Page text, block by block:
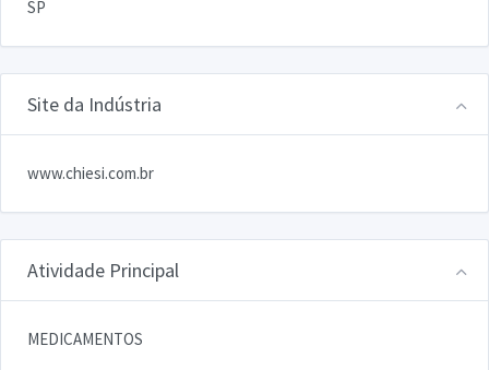
SP
Site da Indústria
www.chiesi.com.br
Atividade Principal
MEDICAMENTOS